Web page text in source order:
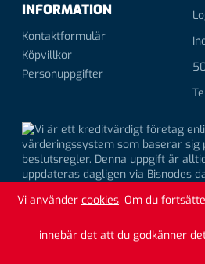
Vi använder cookies. Om du
innebär det att du godkänner
INFORMATION
Kontaktformulär
Köpvillkor
Personuppgifter